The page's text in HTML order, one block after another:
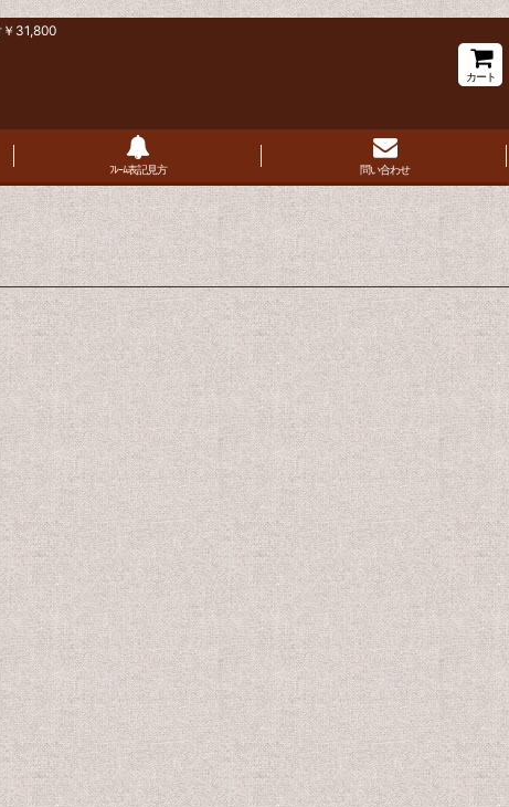
31,800
カート
ﾌﾚｰﾑ表記見方 問い合わせ